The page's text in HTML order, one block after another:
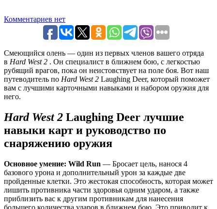
Комментариев нет
Смеющийся олень — один из первых членов вашего отряда
в Hard West 2 . Он специалист в ближнем бою, с легкостью
рубящий врагов, пока он неистовствует на поле боя. Вот наш
путеводитель по Hard West 2 Laughing Deer, который поможет
вам с лучшими карточными навыками и набором оружия для
него.
Hard West 2 Laughing Deer лучшие
навыки карт и руководство по
снаряжению оружия
Основное умение: Wild Run — Бросает цель, нанося 4
базового урона и дополнительный урон за каждые две
пройденные клетки. Это жестокая способность, которая может
лишить противника части здоровья одним ударом, а также
приблизить вас к другим противникам для нанесения
большего количества ударов в ближнем бою. Это приводит к